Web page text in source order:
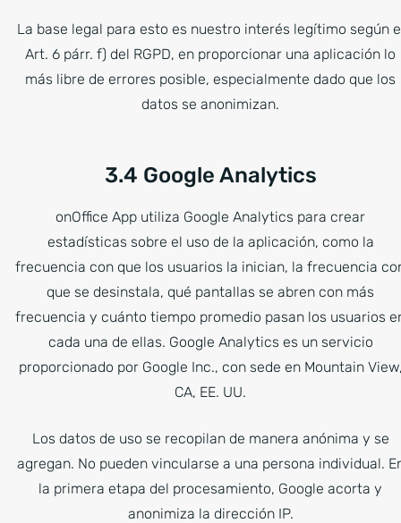
La base legal para esto es nuestro interés legítimo según
Art. 6 párr. f) del RGPD, en proporcionar una aplicación lo
más libre de errores posible, especialmente dado que los
datos se anonimizan.
3.4 Google Analytics
onOffice App utiliza Google Analytics para crear
estadísticas sobre el uso de la aplicación, como la
frecuencia con que los usuarios la inician, la frecuencia
que se desinstala, qué pantallas se abren con más
frecuencia y cuánto tiempo promedio pasan los usuarios
cada una de ellas. Google Analytics es un servicio
proporcionado por Google Inc., con sede en Mountain
CA, EE. UU.
Los datos de uso se recopilan de manera anónima y se
agregan. No pueden vincularse a una persona individual.
la primera etapa del procesamiento, Google acorta y
anonimiza la dirección IP.